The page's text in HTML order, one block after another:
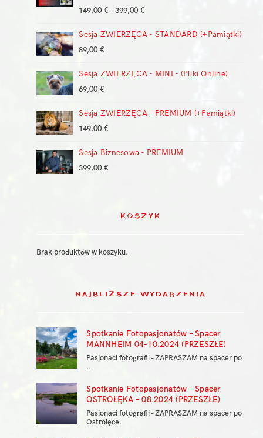
149,00 € – 399,00 €
od
399,00 €
Sesja ZWIERZĘCA - STANDARD (+Pamiątki)
89,00 €
Sesja ZWIERZĘCA - MINI - (Pliki Online)
69,00 €
Sesja ZWIERZĘCA - PREMIUM (+Pamiątki)
149,00 €
Sesja Biznesowa - PREMIUM
399,00 €
KOSZYK
Brak produktów w koszyku.
NAJBLIŻSZE WYDARZENIA
Spotkanie Fotopasjonatów – Spacer
MANNHEIM 04-10.2024 (PRZESZŁE)
Pasjonaci fotografii - ZAPRASZAM na spacer po
..
Spotkanie Fotopasjonatów – Spacer
OSTROŁĘKA – 08.2024 (PRZESZŁE)
Pasjonaci fotografii - ZAPRASZAM na spacer po
Ostrołęce.